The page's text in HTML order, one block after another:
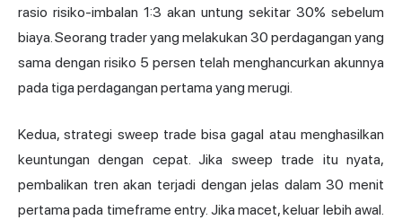
rasio risiko-imbalan 1:3 akan untung sekitar 30% sebelum
biaya. Seorang trader yang melakukan 30 perdagangan yang
sama dengan risiko 5 persen telah menghancurkan akunnya
pada tiga perdagangan pertama yang merugi.
Kedua, strategi sweep trade bisa gagal atau menghasilkan
keuntungan dengan cepat. Jika sweep trade itu nyata,
pembalikan tren akan terjadi dengan jelas dalam 30 menit
pertama pada timeframe entry. Jika macet, keluar lebih awal.